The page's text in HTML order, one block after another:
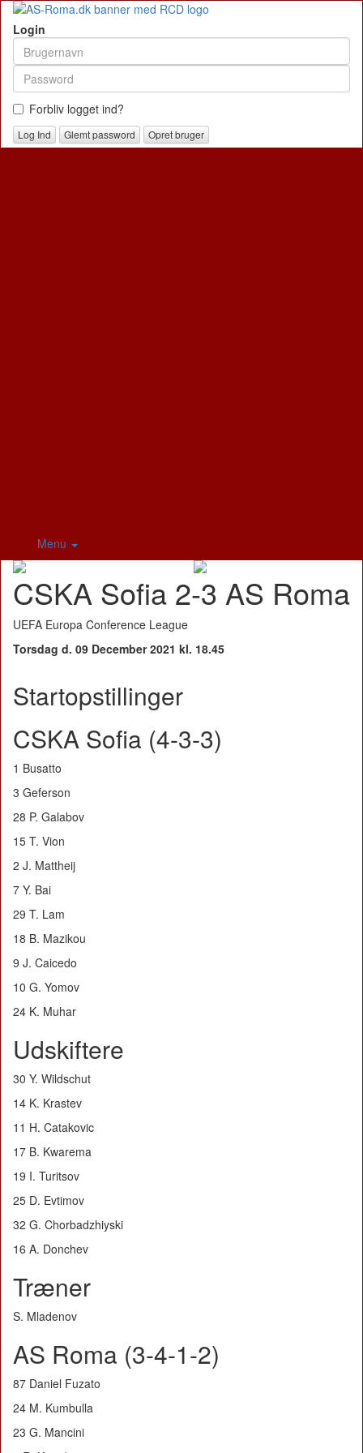
Login
Forbliv logget ind?
Glemt password Opret bruger
Menu
CSKA Sofia 2-3 AS Roma
UEFA Europa Conference League
Torsdag d. 09 December 2021 kl. 18.45
Startopstillinger
CSKA Sofia (4-3-3)
1 Busatto
3 Geferson
28 P. Galabov
15 T. Vion
2 J. Mattheij
7 Y. Bai
29 T. Lam
18 B. Mazikou
9 J. Caicedo
10 G. Yomov
24 K. Muhar
Udskiftere
30 Y. Wildschut
14 K. Krastev
11 H. Catakovic
17 B. Kwarema
19 I. Turitsov
25 D. Evtimov
32 G. Chorbadzhiyski
16 A. Donchev
Træner
S. Mladenov
AS Roma (3-4-1-2)
87 Daniel Fuzato
24 M. Kumbulla
23 G. Mancini